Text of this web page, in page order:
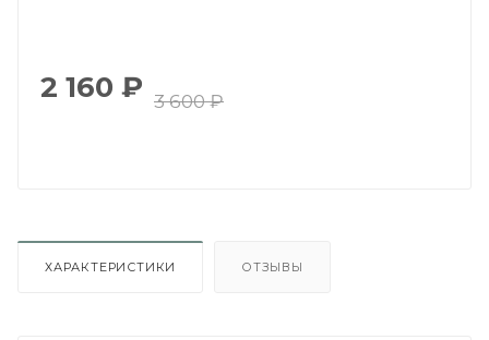
2 160 ₽ 3 600₽
ХАРАКТЕРИСТИКИ ОТЗЫВЫ